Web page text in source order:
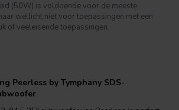
(50W) is voldoende voor de meeste
wellicht niet voor toepassingen met een
of veeleisende toepassingen.
Peerless by Tymphany SDS-